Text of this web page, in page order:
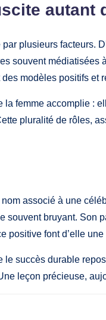
autant
par plusieurs facteurs.
souvent médiatisées
modèles positifs et
la femme accomplie :
pluralité de rôles,
associé à une
souvent bruyant. Son
positive font d’elle
succès durable
leçon précieuse,